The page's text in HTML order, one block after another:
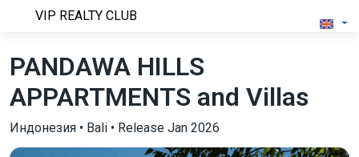
VIP REALTY CLUB
PANDAWA HILLS
APPARTMENTS and Villas
Индонезия • Bali • Release Jan 2026